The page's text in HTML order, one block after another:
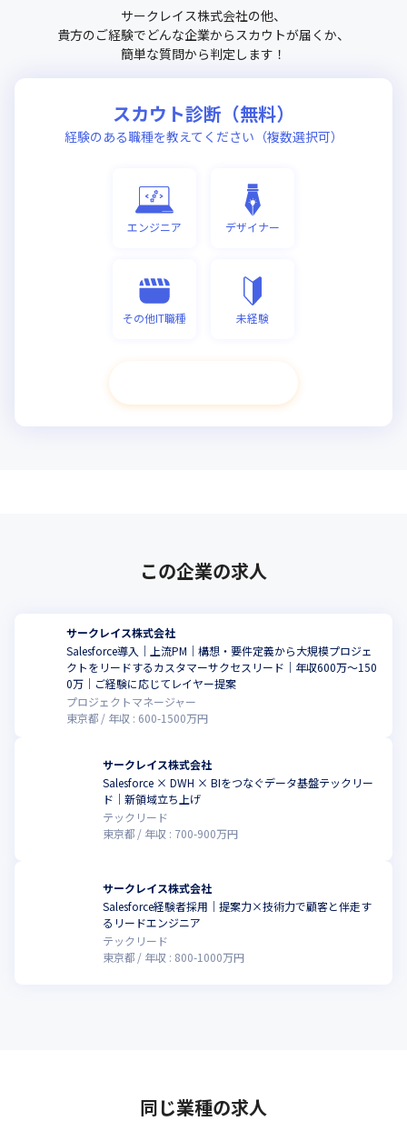
サークレイス株式会社の他、
貴方のご経験でどんな企業からスカウトが届くか、
簡単な質問から判定します！
スカウト診断（無料）
経験のある職種を教えてください（複数選択可）
エンジニア デザイナー
その他IT職種 未経験
この企業の求人
サークレイス株式会社
Salesforce導入｜上流PM｜構想・要件定義から大規模プロジェ
クトをリードするカスタマーサクセスリード｜年収600万〜150
0万｜ご経験に応じてレイヤー提案
プロジェクトマネージャー
東京都
年収 : 600-1500万円
サークレイス株式会社
Salesforce × DWH × BIをつなぐデータ基盤テックリー
ド｜新領域立ち上げ
テックリード
東京都
年収 : 700-900万円
サークレイス株式会社
Salesforce経験者採用｜提案力×技術力で顧客と伴走す
るリードエンジニア
テックリード
東京都
年収 : 800-1000万円
同じ業種の求人